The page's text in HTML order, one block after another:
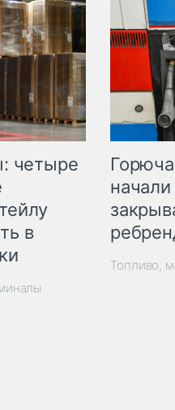
четыре
в
начали
Топливо,